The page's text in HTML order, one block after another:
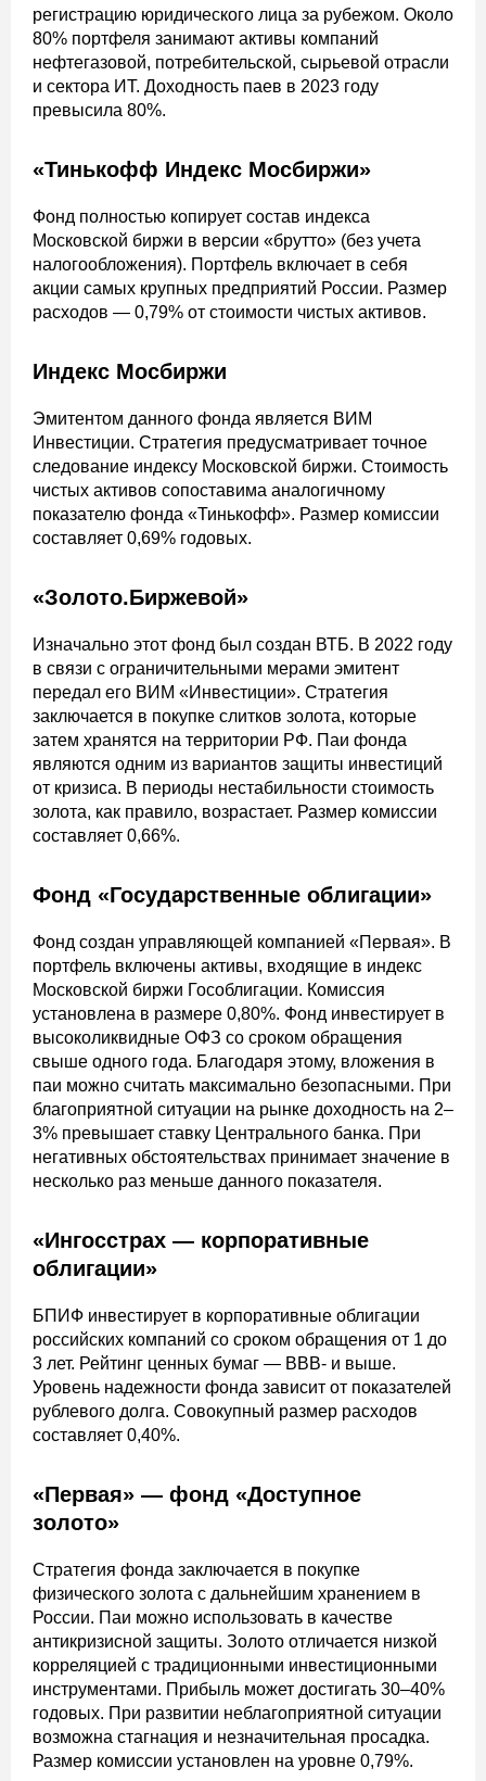
регистрацию юридического лица за рубежом. Около
80% портфеля занимают активы компаний
нефтегазовой, потребительской, сырьевой отрасли
и сектора ИТ. Доходность паев в 2023 году
превысила 80%.
«Тинькофф Индекс Мосбиржи»
Фонд полностью копирует состав индекса
Московской биржи в версии «брутто» (без учета
налогообложения). Портфель включает в себя
акции самых крупных предприятий России. Размер
расходов — 0,79% от стоимости чистых активов.
Индекс Мосбиржи
Эмитентом данного фонда является ВИМ
Инвестиции. Стратегия предусматривает точное
следование индексу Московской биржи. Стоимость
чистых активов сопоставима аналогичному
показателю фонда «Тинькофф». Размер комиссии
составляет 0,69% годовых.
«Золото.Биржевой»
Изначально этот фонд был создан ВТБ. В 2022 году
в связи с ограничительными мерами эмитент
передал его ВИМ «Инвестиции». Стратегия
заключается в покупке слитков золота, которые
затем хранятся на территории РФ. Паи фонда
являются одним из вариантов защиты инвестиций
от кризиса. В периоды нестабильности стоимость
золота, как правило, возрастает. Размер комиссии
составляет 0,66%.
Фонд «Государственные облигации»
Фонд создан управляющей компанией «Первая». В
портфель включены активы, входящие в индекс
Московской биржи Гособлигации. Комиссия
установлена в размере 0,80%. Фонд инвестирует в
высоколиквидные ОФЗ со сроком обращения
свыше одного года. Благодаря этому, вложения в
паи можно считать максимально безопасными. При
благоприятной ситуации на рынке доходность на 2–
3% превышает ставку Центрального банка. При
негативных обстоятельствах принимает значение в
несколько раз меньше данного показателя.
«Ингосстрах — корпоративные
облигации»
БПИФ инвестирует в корпоративные облигации
российских компаний со сроком обращения от 1 до
3 лет. Рейтинг ценных бумаг — ВВВ- и выше.
Уровень надежности фонда зависит от показателей
рублевого долга. Совокупный размер расходов
составляет 0,40%.
«Первая» — фонд «Доступное
золото»
Стратегия фонда заключается в покупке
физического золота с дальнейшим хранением в
России. Паи можно использовать в качестве
антикризисной защиты. Золото отличается низкой
корреляцией с традиционными инвестиционными
инструментами. Прибыль может достигать 30–40%
годовых. При развитии неблагоприятной ситуации
возможна стагнация и незначительная просадка.
Размер комиссии установлен на уровне 0,79%.